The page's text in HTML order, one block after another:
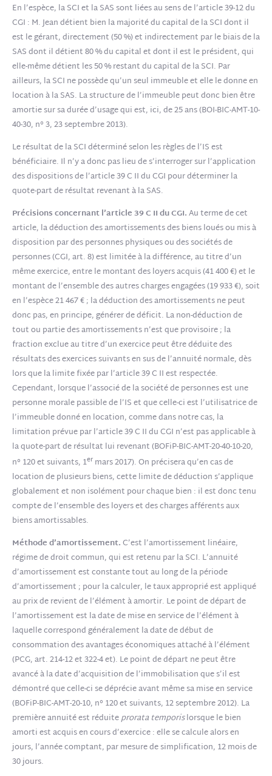
En l’espèce, la SCI et la SAS sont liées au sens de l’article 39-12 du
CGI : M. Jean détient bien la majorité du capital de la SCI dont il
est le gérant, directement (50 %) et indirectement par le biais de la
SAS dont il détient 80 % du capital et dont il est le président, qui
elle-même détient les 50 % restant du capital de la SCI. Par
ailleurs, la SCI ne possède qu’un seul immeuble et elle le donne en
location à la SAS. La structure de l’immeuble peut donc bien être
amortie sur sa durée d’usage qui est, ici, de 25 ans (BOI-BIC-AMT-10-
40-30, n° 3, 23 septembre 2013).
Le résultat de la SCI déterminé selon les règles de l’IS est
bénéficiaire. Il n’y a donc pas lieu de s’interroger sur l’application
des dispositions de l’article 39 C II du CGI pour déterminer la
quote-part de résultat revenant à la SAS.
Précisions concernant l’article 39 C II du CGI.Au terme de cet
article, la déduction des amortissements des biens loués ou mis à
disposition par des personnes physiques ou des sociétés de
personnes (CGI, art. 8) est limitée à la différence, au titre d’un
même exercice, entre le montant des loyers acquis (41 400 €) et le
montant de l’ensemble des autres charges engagées (19 933 €), soit
en l’espèce 21 467 € ; la déduction des amortissements ne peut
donc pas, en principe, générer de déficit. La non-déduction de
tout ou partie des amortissements n’est que provisoire ; la
fraction exclue au titre d’un exercice peut être déduite des
résultats des exercices suivants en sus de l’annuité normale, dès
lors que la limite fixée par l’article 39 C II est respectée.
Cependant, lorsque l’associé de la société de personnes est une
personne morale passible de l’IS et que celle-ci est l’utilisatrice de
l’immeuble donné en location, comme dans notre cas, la
limitation prévue par l’article 39 C II du CGI n’est pas applicable à
la quote-part de résultat lui revenant (BOFiP-BIC-AMT-20-40-10-20,
n° 120 et suivants, 1er mars 2017). On précisera qu’en cas de
location de plusieurs biens, cette limite de déduction s’applique
globalement et non isolément pour chaque bien : il est donc tenu
compte de l’ensemble des loyers et des charges afférents aux
biens amortissables.
Méthode d’amortissement.C’est l’amortissement linéaire,
régime de droit commun, qui est retenu par la SCI. L’annuité
d’amortissement est constante tout au long de la période
d’amortissement ; pour la calculer, le taux approprié est appliqué
au prix de revient de l’élément à amortir. Le point de départ de
l’amortissement est la date de mise en service de l’élément à
laquelle correspond généralement la date de début de
consommation des avantages économiques attaché à l’élément
(PCG, art. 214-12 et 322-4 et). Le point de départ ne peut être
avancé à la date d’acquisition de l’immobilisation que s’il est
démontré que celle-ci se déprécie avant même sa mise en service
(BOFiP-BIC-AMT-20-10, n° 120 et suivants, 12 septembre 2012). La
première annuité est réduiteprorata temporislorsque le bien
amorti est acquis en cours d’exercice : elle se calcule alors en
jours, l’année comptant, par mesure de simplification, 12 mois de
30 jours.